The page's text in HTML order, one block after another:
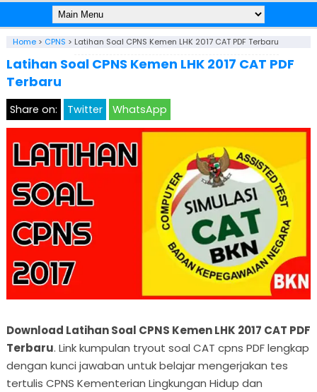
Home> CPNS > Latihan Soal CPNS Kemen LHK 2017 CAT PDF Terbaru
Latihan Soal CPNS Kemen LHK 2017 CAT PDF
Terbaru
Share on: Twitter WhatsApp
Download Latihan Soal CPNS Kemen LHK 2017 CAT PDF
Terbaru. Link kumpulan tryout soal CAT cpns PDF lengkap
dengan kunci jawaban untuk belajar mengerjakan tes
tertulis CPNS Kementerian Lingkungan Hidup dan